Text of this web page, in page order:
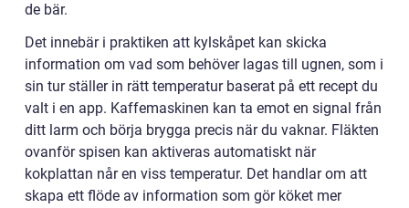
de bär.
Det innebär i praktiken att kylskåpet kan skicka
information om vad som behöver lagas till ugnen, som i
sin tur ställer in rätt temperatur baserat på ett recept du
valt i en app. Kaffemaskinen kan ta emot en signal från
ditt larm och börja brygga precis när du vaknar. Fläkten
ovanför spisen kan aktiveras automatiskt när
kokplattan når en viss temperatur. Det handlar om att
skapa ett flöde av information som gör köket mer